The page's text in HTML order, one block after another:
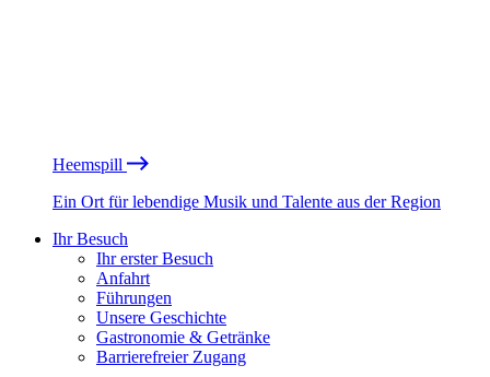
Heemspill
Ein Ort für lebendige Musik und Talente aus der Region
Ihr Besuch
Ihr erster Besuch
Anfahrt
Führungen
Unsere Geschichte
Gastronomie & Getränke
Barrierefreier Zugang